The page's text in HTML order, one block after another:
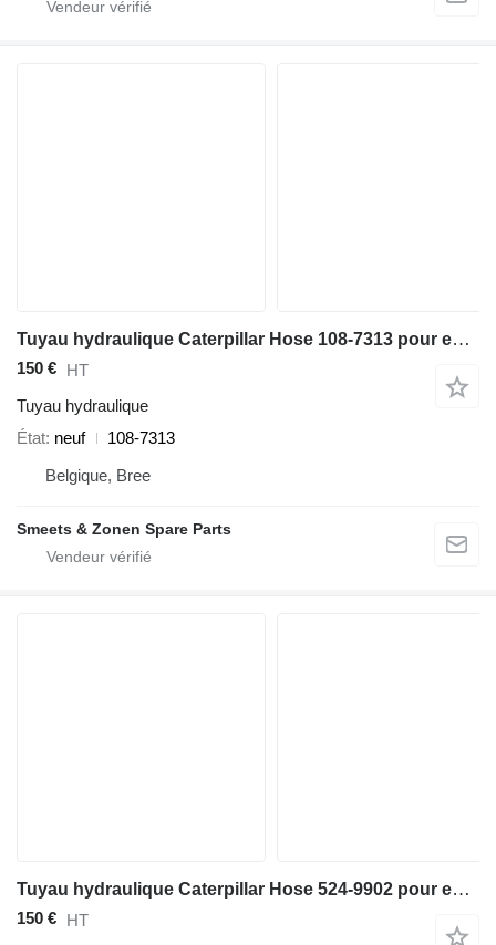
Tuyau hydraulique Caterpillar Hose 108-7313 pour excavateur
150 € HT
Tuyau hydraulique
État neuf
108-7313
Belgique, Bree
Smeets & Zonen Spare Parts
Tuyau hydraulique Caterpillar Hose 524-9902 pour excavateur
150 € HT